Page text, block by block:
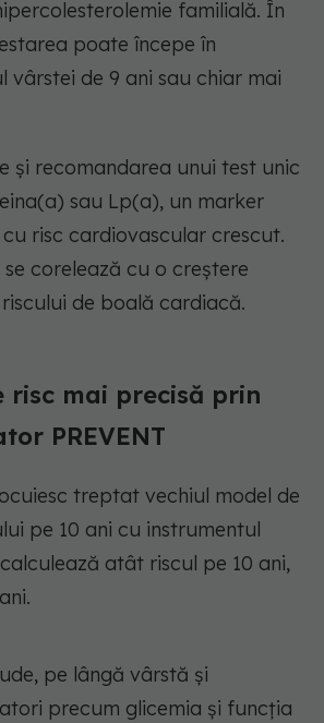
familială. În
poate începe în
vârstei de 9 ani sau chiar mai
și recomandarea unui test unic
sau Lp(a), un marker
risc cardiovascular crescut.
corelează cu o creștere
de boală cardiacă.
risc mai precisă prin
PREVENT
treptat vechiul model de
pe 10 ani cu instrumentul
calculează atât riscul pe 10 ani,
pe lângă vârstă și
precum glicemia și funcția